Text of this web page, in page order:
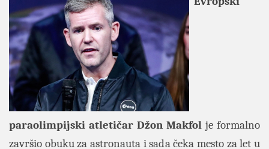
paraolimpijski atletičar Džon Makfol je formalno
završio obuku za astronauta i sada čeka mesto za let u